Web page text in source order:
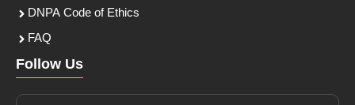
DNPA Code of Ethics
FAQ
Follow Us